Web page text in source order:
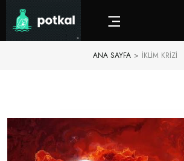
ANA SAYFA > IKLIM KRIZI